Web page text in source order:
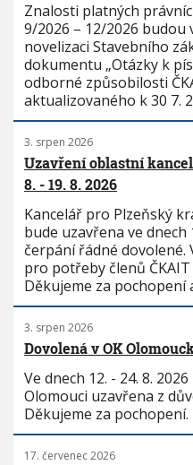
Znalosti platných
9/2026 – 12/2026
novelizaci Stavebního
dokumentu „Otázky k
odborné způsobilosti
aktualizovaného k 30 7.
3. srpen 2026
Uzavření oblastní
8. - 19. 8. 2026
Kancelář pro Plzeňský
bude uzavřena ve dnech
čerpání řádné
pro potřeby členů
Děkujeme za
3. srpen 2026
Dovolená v OK
Ve dnech 12. - 24. 8.
Olomouci uzavřena z
Děkujeme za pochopení.
17. červenec 2026